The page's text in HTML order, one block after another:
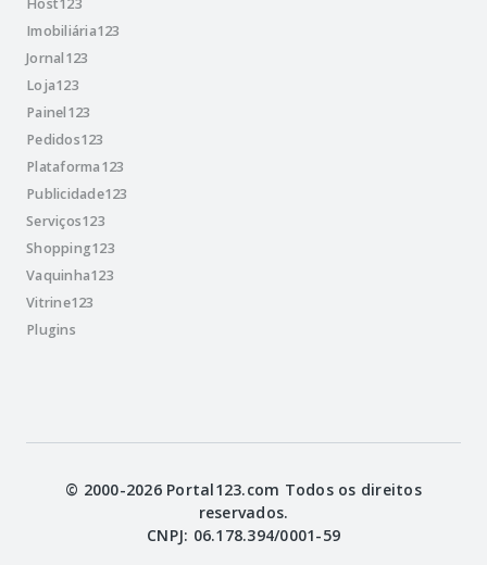
Host123
Imobiliária123
Jornal123
Loja123
Painel123
Pedidos123
Plataforma123
Publicidade123
Serviços123
Shopping123
Vaquinha123
Vitrine123
Plugins
© 2000-2026 Portal123.com Todos os direitos
reservados.
CNPJ: 06.178.394/0001-59